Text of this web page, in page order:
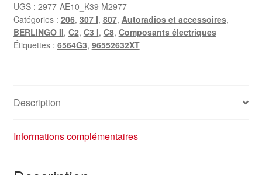
UGS : 2977-AE10_K39 M2977
Catégories : 206, 307 I, 807, Autoradios et accessoires,
BERLINGO II, C2, C3 I, C8, Composants électriques
Étiquettes : 6564G3, 96552632XT
Description
Informations complémentaires